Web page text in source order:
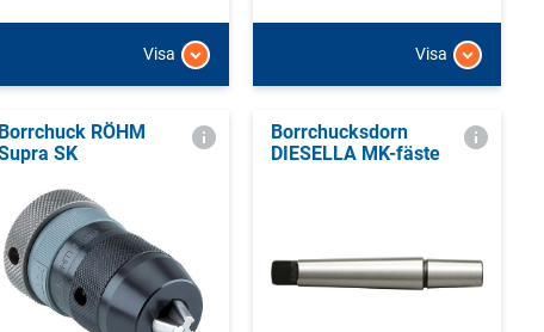
Visa Visa
Borrchuck RÖHM
SK
Borrchucksdorn
DIESELLA MK-fäste